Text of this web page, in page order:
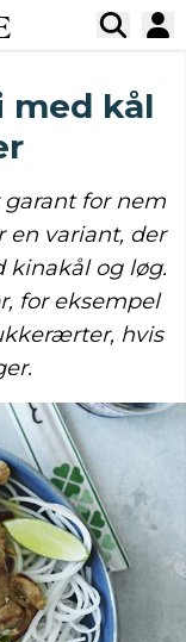
med kål
for nem
en variant, der
kinakål og løg.
for eksempel
hvis